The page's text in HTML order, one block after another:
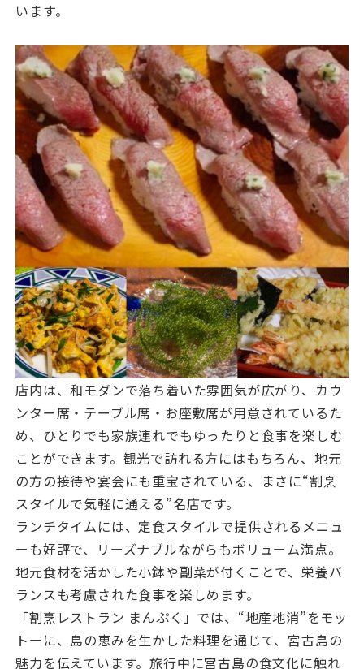
います。
店内は、和モダンで落ち着いた雰囲気が広がり、カウ
ンター席・テーブル席・お座敷席が用意されているた
め、ひとりでも家族連れでもゆったりと食事を楽しむ
ことができます。観光で訪れる方にはもちろん、地元
の方の接待や宴会にも重宝されている、まさに“割烹
スタイルで気軽に通える”名店です。
ランチタイムには、定食スタイルで提供されるメニュ
ーも好評で、リーズナブルながらもボリューム満点。
地元食材を活かした小鉢や副菜が付くことで、栄養バ
ランスも考慮された食事を楽しめます。
「割烹レストラン まんぷく」では、“地産地消”をモッ
トーに、島の恵みを生かした料理を通じて、宮古島の
魅力を伝えています。旅行中に宮古島の食文化に触れ